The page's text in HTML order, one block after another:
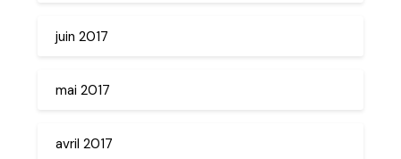
juin 2017
mai 2017
avril 2017